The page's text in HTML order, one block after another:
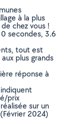
à la plus
chez vous !
secondes, 3.6
tout est
plus grands
réponse à
prix
sur un
2024)